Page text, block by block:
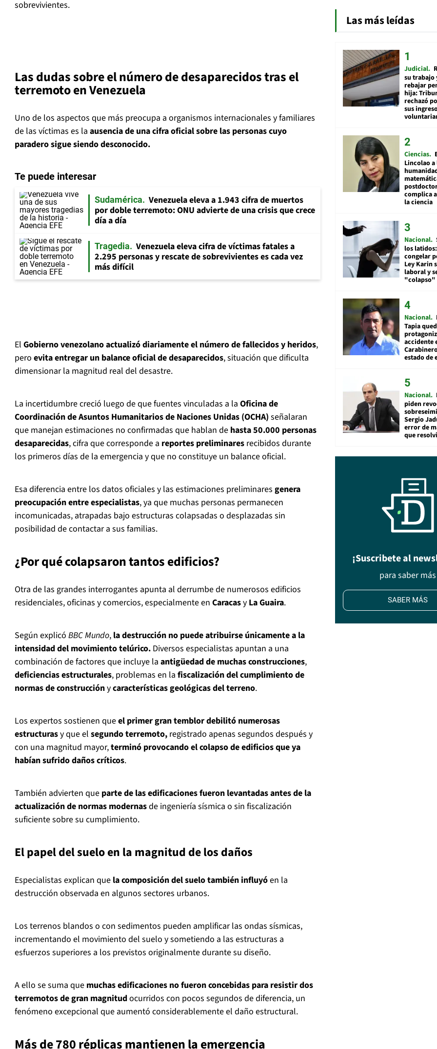
sobrevivientes.
Las dudas sobre el número de desaparecidos tras el
terremoto en Venezuela
Uno de los aspectos que más preocupa a organismos internacionales y familiares
de las víctimas es la ausencia de una cifra oficial sobre las personas cuyo
paradero sigue siendo desconocido.
Te puede interesar
Sudamérica
Venezuela eleva a 1.943 cifra de muertos
por doble terremoto: ONU advierte de una crisis que crece
día a día
Tragedia
Venezuela eleva cifra de víctimas fatales a
2.295 personas y rescate de sobrevivientes es cada vez
más difícil
El Gobierno venezolano actualizó diariamente el número de fallecidos y heridos,
pero evita entregar un balance oficial de desaparecidos, situación que dificulta
dimensionar la magnitud real del desastre.
La incertidumbre creció luego de que fuentes vinculadas a la Oficina de
Coordinación de Asuntos Humanitarios de Naciones Unidas (OCHA) señalaran
que manejan estimaciones no confirmadas que hablan de hasta 50.000 personas
desaparecidas, cifra que corresponde a reportes preliminares recibidos durante
los primeros días de la emergencia y que no constituye un balance oficial.
Esa diferencia entre los datos oficiales y las estimaciones preliminares genera
preocupación entre especialistas, ya que muchas personas permanecen
incomunicadas, atrapadas bajo estructuras colapsadas o desplazadas sin
posibilidad de contactar a sus familias.
¿Por qué colapsaron tantos edificios?
Otra de las grandes interrogantes apunta al derrumbe de numerosos edificios
residenciales, oficinas y comercios, especialmente en Caracasy La Guaira.
Según explicó BBC Mundo, la destrucción no puede atribuirse únicamente a la
intensidad del movimiento telúrico. Diversos especialistas apuntan a una
combinación de factores que incluye la antigüedad de muchas construcciones,
deficiencias estructurales, problemas en la fiscalización del cumplimiento de
normas de construcciónycaracterísticas geológicas del terreno.
Los expertos sostienen queel primer gran temblor debilitó numerosas
estructurasy que el segundo terremoto, registrado apenas segundos después y
con una magnitud mayor,terminó provocando el colapso de edificios que ya
habían sufrido daños críticos.
También advierten que parte de las edificaciones fueron levantadas antes de la
actualización de normas modernasde ingeniería sísmica o sin fiscalización
suficiente sobre su cumplimiento.
El papel del suelo en la magnitud de los daños
Especialistas explican que la composición del suelo también influyóen la
destrucción observada en algunos sectores urbanos.
Los terrenos blandos o con sedimentos pueden amplificar las ondas sísmicas,
incrementando el movimiento del suelo y sometiendo a las estructuras a
esfuerzos superiores a los previstos originalmente durante su diseño.
A ello se suma que muchas edificaciones no fueron concebidas para resistir dos
terremotos de gran magnitudocurridos con pocos segundos de diferencia, un
fenómeno excepcional que aumentó considerablemente el daño estructural.
Más de 780 réplicas mantienen la emergencia
Las más leídas
Judicial
su trabajo
rebajar
hija:
rechazó
sus
Ciencias
Lincolao a
complica
la ciencia
Nacional
los
congelar
Ley Karin
laboral y
"colapso"
Nacional
Tapia
accidente
estado de
Nacional
piden
Sergio
error de
que
¡Suscribete al
para saber más
SABER MÁS